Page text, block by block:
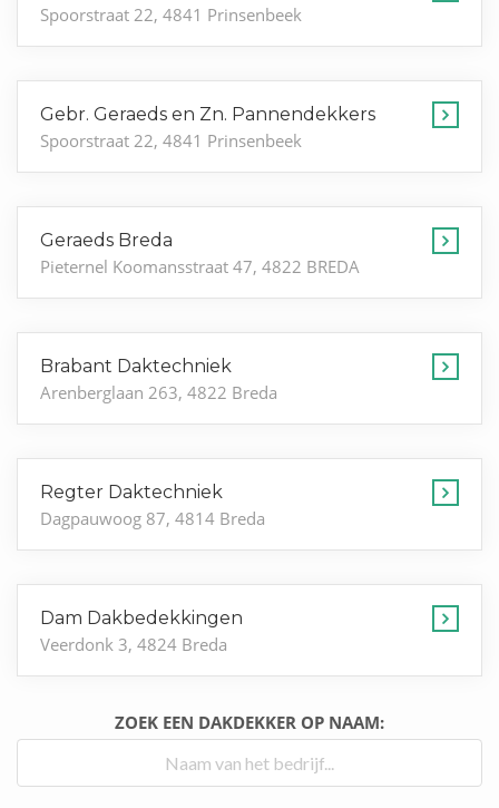
Spoorstraat 22, 4841 Prinsenbeek
Gebr. Geraeds en Zn. Pannendekkers
Spoorstraat 22, 4841 Prinsenbeek
Geraeds Breda
Pieternel Koomansstraat 47, 4822 BREDA
Brabant Daktechniek
Arenberglaan 263, 4822 Breda
Regter Daktechniek
Dagpauwoog 87, 4814 Breda
Dam Dakbedekkingen
Veerdonk 3, 4824 Breda
ZOEK EEN DAKDEKKER OP NAAM: